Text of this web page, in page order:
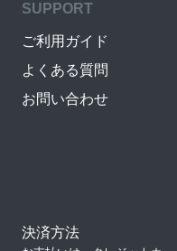
SUPPORT
ご利用ガイド
よくある質問
お問い合わせ
決済方法